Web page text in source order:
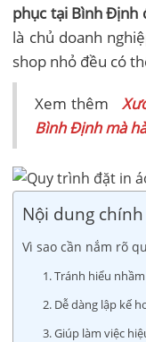
phục tại Bình Định
là chủ doanh
shop nhỏ đều có
Xem thêm
Bình Định mà
Nội dung chính
Vì sao cần nắm rõ
1. Tránh hiểu
2. Dễ dàng lập kế
3. Giúp làm việc